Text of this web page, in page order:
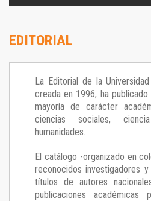
EDITORIAL
La Editorial de la
creada en 1996, ha
mayoría de carácter
ciencias sociales,
humanidades.
El catálogo -organizado en
reconocidos investigadores
títulos de autores
publicaciones académicas